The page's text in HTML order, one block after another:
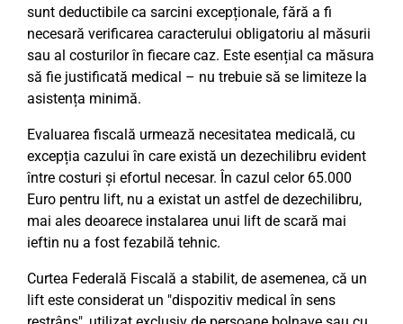
sunt deductibile ca sarcini excepționale, fără a fi
necesară verificarea caracterului obligatoriu al măsurii
sau al costurilor în fiecare caz. Este esențial ca măsura
să fie justificată medical – nu trebuie să se limiteze la
asistența minimă.
Evaluarea fiscală urmează necesitatea medicală, cu
excepția cazului în care există un dezechilibru evident
între costuri și efortul necesar. În cazul celor 65.000
Euro pentru lift, nu a existat un astfel de dezechilibru,
mai ales deoarece instalarea unui lift de scară mai
ieftin nu a fost fezabilă tehnic.
Curtea Federală Fiscală a stabilit, de asemenea, că un
lift este considerat un "dispozitiv medical în sens